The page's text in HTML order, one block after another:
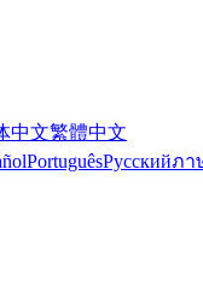
中文繁體中文
PortuguêsРусскийภา